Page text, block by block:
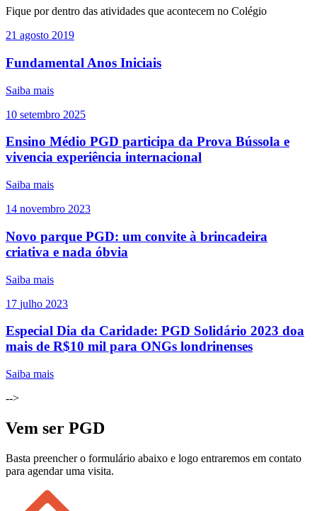
Fique por dentro das atividades que acontecem no Colégio
21 agosto 2019
Fundamental Anos Iniciais
Saiba mais
10 setembro 2025
Ensino Médio PGD participa da Prova Bússola e
vivencia experiência internacional
Saiba mais
14 novembro 2023
Novo parque PGD: um convite à brincadeira
criativa e nada óbvia
Saiba mais
17 julho 2023
Especial Dia da Caridade: PGD Solidário 2023 doa
mais de R$10 mil para ONGs londrinenses
Saiba mais
-->
Vem ser PGD
Basta preencher o formulário abaixo e logo entraremos em contato
para agendar uma visita.